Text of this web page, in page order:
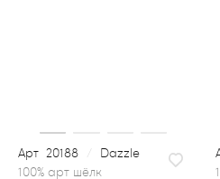
20188 Dazzle